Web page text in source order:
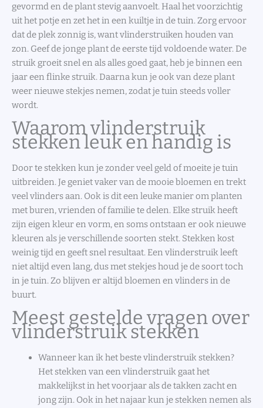
gevormd en de plant stevig aanvoelt. Haal het voorzichtig
uit het potje en zet het in een kuiltje in de tuin. Zorg ervoor
dat de plek zonnig is, want vlinderstruiken houden van
zon. Geef de jonge plant de eerste tijd voldoende water. De
struik groeit snel en als alles goed gaat, heb je binnen een
jaar een flinke struik. Daarna kun je ook van deze plant
weer nieuwe stekjes nemen, zodat je tuin steeds voller
wordt.
Waarom vlinderstruik
stekken leuk en handig is
Door te stekken kun je zonder veel geld of moeite je tuin
uitbreiden. Je geniet vaker van de mooie bloemen en trekt
veel vlinders aan. Ook is dit een leuke manier om planten
met buren, vrienden of familie te delen. Elke struik heeft
zijn eigen kleur en vorm, en soms ontstaan er ook nieuwe
kleuren als je verschillende soorten stekt. Stekken kost
weinig tijd en geeft snel resultaat. Een vlinderstruik leeft
niet altijd even lang, dus met stekjes houd je de soort toch
in je tuin. Zo blijven er altijd bloemen en vlinders in de
buurt.
Meest gestelde vragen over
vlinderstruik stekken
Wanneer kan ik het beste vlinderstruik stekken?
Het stekken van een vlinderstruik gaat het
makkelijkst in het voorjaar als de takken zacht en
jong zijn. Ook in het najaar kun je stekken nemen als